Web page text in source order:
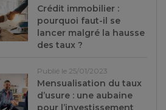
Crédit immobilier :
pourquoi faut-il se
lancer malgré la hausse
des taux ?
Publié le 25/01/2023
Mensualisation du taux
d’usure : une aubaine
pour l’investissement